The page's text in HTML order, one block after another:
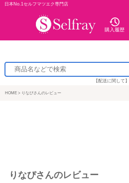
日本No.1セルフマツエク専門店
購入履歴
【配送に関して】
HOME りなぴさんのレビュー
りなぴさんのレビュー